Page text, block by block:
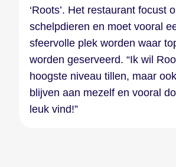
‘Roots’. Het restaurant focust
schelpdieren en moet vooral
sfeervolle plek worden waar
worden geserveerd. “Ik wil
hoogste niveau tillen, maar
blijven aan mezelf en vooral
leuk vind!”